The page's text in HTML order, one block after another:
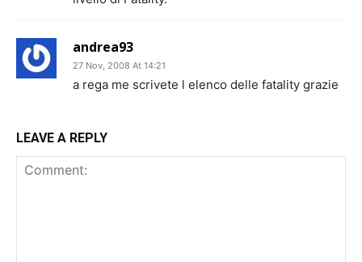
andrea93
27 Nov, 2008 At 14:21
a rega me scrivete l elenco delle fatality grazie
LEAVE A REPLY